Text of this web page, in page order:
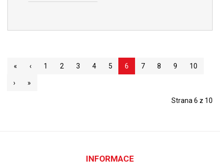
« ‹ 1 2 3 4 5 6 7 8 9 10
› »
Strana 6 z 10
INFORMACE